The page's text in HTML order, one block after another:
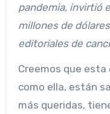
pandemia, invirtió
millones de
editoriales de
Creemos que
como ella, están
más queridas,